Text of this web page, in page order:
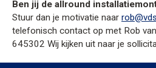
Ben jij de allround
Stuur dan je motivatie naar
telefonisch contact op met Rob
645302 Wij kijken uit naar je